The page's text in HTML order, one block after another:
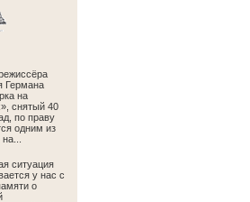
Германа
на
снятый 40
по праву
одним из
ситуация
у нас с
о